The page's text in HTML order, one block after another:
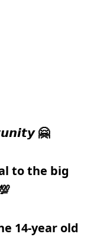
🤗
to the big
14-year old